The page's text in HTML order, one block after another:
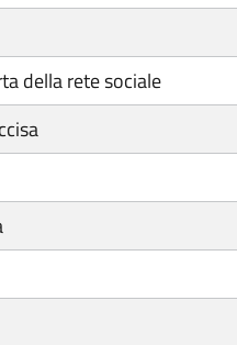
della rete sociale